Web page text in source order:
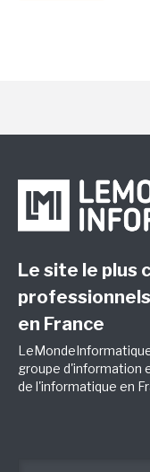
Le site le plus
professionnels
en France
groupe d'information
de l'informatique en